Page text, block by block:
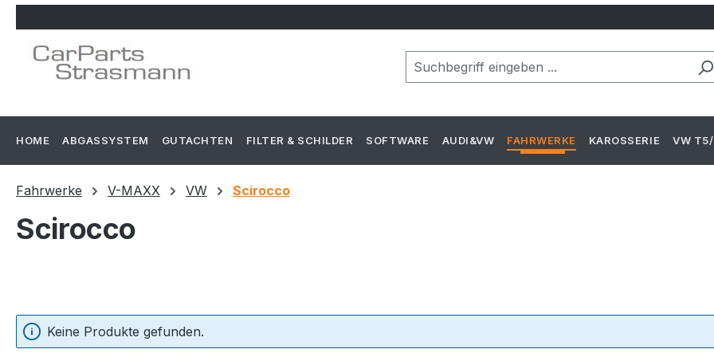
HOME ABGASSYSTEM GUTACHTEN FILTER & SCHILDER SOFTWARE AUDI&VW FAHRWERKE KAROSSERIE VW
Fahrwerke V-MAXX VW Scirocco
Scirocco
Keine Produkte gefunden.